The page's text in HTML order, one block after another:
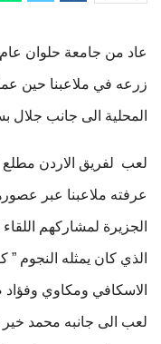
زرعه في ملاعبنا حين
المحلية الى جانب
لعب لفريق الاردن مطلع
عرفته ملاعبنا عبر
الذي كان يمثله النجوم
الاسكافي ومكاوي وفؤاد
لعب الى جانبه محمد خير